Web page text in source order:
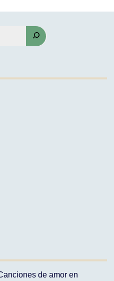
de amor en